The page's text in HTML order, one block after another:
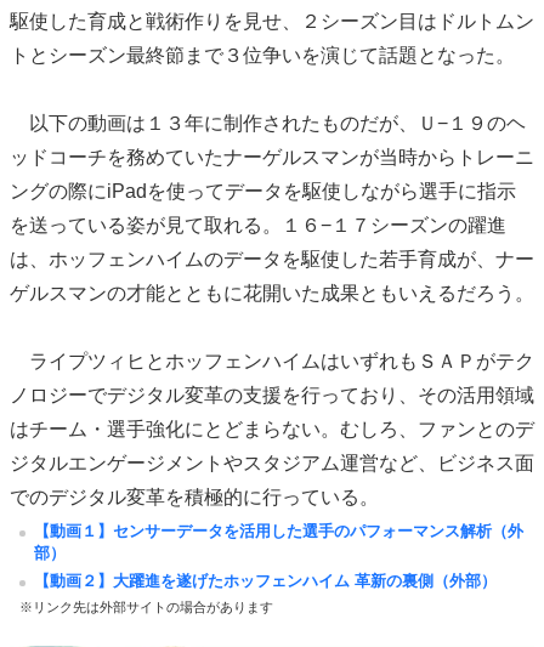
駆使した育成と戦術作りを見せ、２シーズン目はドルトムン
トとシーズン最終節まで３位争いを演じて話題となった。
以下の動画は１３年に制作されたものだが、Ｕ−１９のヘ
ッドコーチを務めていたナーゲルスマンが当時からトレーニ
ングの際にiPadを使ってデータを駆使しながら選手に指示
を送っている姿が見て取れる。１６−１７シーズンの躍進
は、ホッフェンハイムのデータを駆使した若手育成が、ナー
ゲルスマンの才能とともに花開いた成果ともいえるだろう。
ライプツィヒとホッフェンハイムはいずれもＳＡＰがテク
ノロジーでデジタル変革の支援を行っており、その活用領域
はチーム・選手強化にとどまらない。むしろ、ファンとのデ
ジタルエンゲージメントやスタジアム運営など、ビジネス面
でのデジタル変革を積極的に行っている。
【動画１】センサーデータを活用した選手のパフォーマンス解析（外
部）
【動画２】大躍進を遂げたホッフェンハイム 革新の裏側（外部）
※リンク先は外部サイトの場合があります